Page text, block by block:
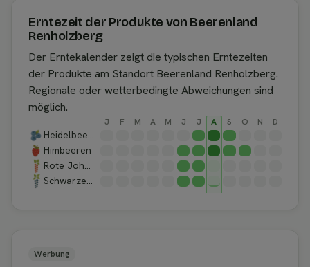
Erntezeit der Produkte von Beerenland
Renholzberg
Der Erntekalender zeigt die typischen Erntezeiten
der Produkte am Standort Beerenland Renholzberg.
Regionale oder wetterbedingte Abweichungen sind
möglich.
J F M A M J J A S O N D
Heidelbeeren
Himbeeren
Rote Johannisbeeren
Schwarze Johannisbeeren
Werbung